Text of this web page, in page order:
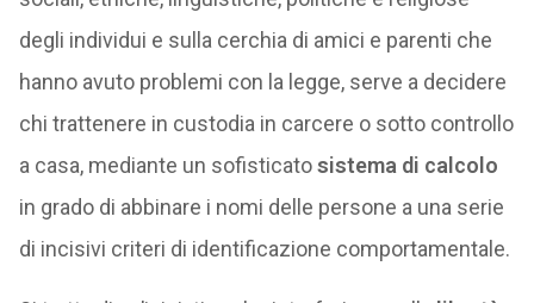
degli individui e sulla cerchia di amici e parenti che
hanno avuto problemi con la legge, serve a decidere
chi trattenere in custodia in carcere o sotto controllo
a casa, mediante un sofisticatosistema di calcolo
in grado di abbinare i nomi delle persone a una serie
di incisivi criteri di identificazione comportamentale.